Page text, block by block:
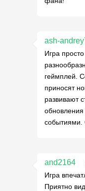
ash-
Игра
геймплей.
приносят
развивают
событиями.
and2164
Игра
Приятно